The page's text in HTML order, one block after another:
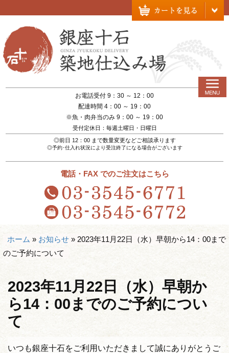
お電話受付 9：30 ～ 12：00
配達時間 4：00 ～ 19：00
※魚・肉弁当のみ 9：00 ～ 19：00
受付定休日：毎週土曜日・日曜日
◎前日 12：00 まで数量変更などご相談承ります
◎予約･仕入れ状況により受注終了になる場合がございます
電話・FAX でのご注文はこちら
ホーム » お知らせ » 2023年11月22日（水）早朝から14：00まで
のご予約について
2023年11月22日（水）早朝か
ら14：00までのご予約につい
て
いつも銀座十石をご利用いただきまして誠にありがとうご